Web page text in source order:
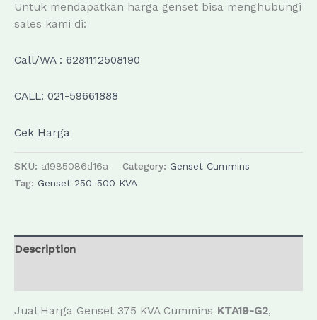
Untuk mendapatkan harga genset bisa menghubungi
sales kami di:
Call/WA : 6281112508190
CALL: 021-59661888
Cek Harga
SKU: a1985086d16a Category: Genset Cummins
Tag: Genset 250-500 KVA
Description
Jual Harga Genset 375 KVA Cummins KTA19-G2,